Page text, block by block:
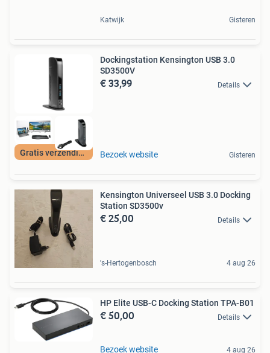
Katwijk Gisteren
Gratis verzending
Dockingstation Kensington USB 3.0
SD3500V
€ 33,99 Details
Bezoek website Gisteren
Kensington Universeel USB 3.0 Docking
Station SD3500v
€ 25,00 Details
's-Hertogenbosch 4 aug 26
HP Elite USB-C Docking Station TPA-B01
€ 50,00 Details
Bezoek website 4 aug 26